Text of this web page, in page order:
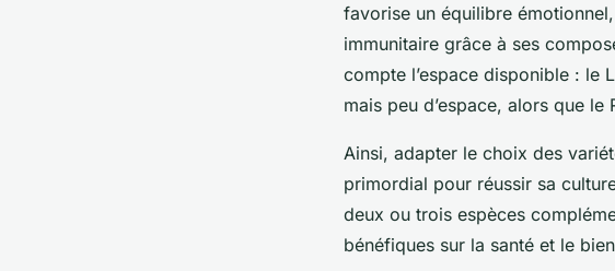
favorise un équilibre
immunitaire grâce à ses
compte l’espace disponible : le
mais peu d’espace, alors que
Ainsi, adapter le choix des
primordial pour réussir sa
deux ou trois espèces
bénéfiques sur la santé et le